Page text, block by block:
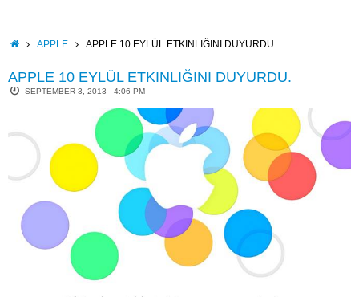
contentHOMEAPPLE APPLE 10 EYLÜL ETKINLIĞINI DUYURDU.
APPLE 10 EYLÜL ETKINLIĞINI DUYURDU.
SEPTEMBER 3, 2013 - 4:06 PM